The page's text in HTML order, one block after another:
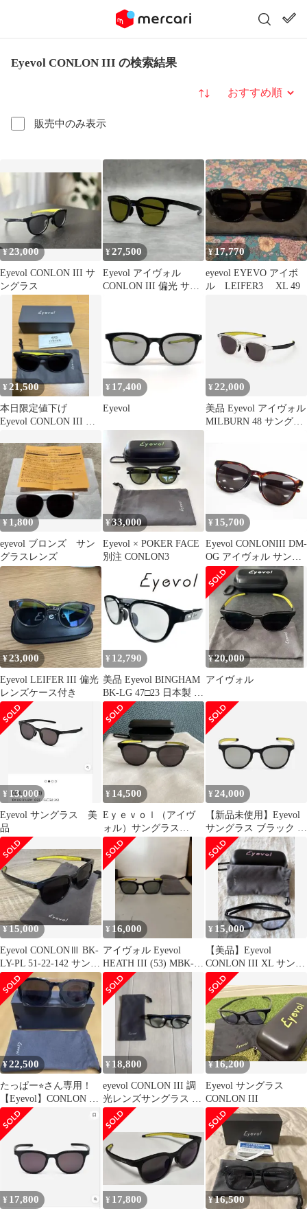
Eyevol CONLON III の検索結果
販売中のみ表示
並び替え
¥23,000
Eyevol CONLON III サ
ングラス
¥27,500
Eyevol アイヴォル
CONLON III 偏光 サン
¥17,770
eyevol EYEVO アイボ
ル LEIFER3 XL 49
¥ 21,500
本日限定値下げ
Eyevol CONLON III XL
¥ 17,400
Eyevol
¥22,000
美品 Eyevol アイヴォル
MILBURN 48 サングラ
¥1,800
eyevol ブロンズ サン
グラスレンズ
¥33,000
Eyevol × POKER FACE
別注 CONLON3
¥ 15,700
Eyevol CONLONIII DM-
OG アイヴォル サング
ラス ▼AC26602
¥23,000
Eyevol LEIFER III 偏光
レンズケース付き
¥ 12,790
美品 Eyevol BINGHAM
BK-LG 47□23 日本製 ア
イヴォル
¥20,000
アイヴォル
¥ 13,000
Eyevol サングラス 美
品
¥ 14,500
Eｙｅｖｏｌ（アイヴ
ォル）サングラス
CONLON Ⅲ (51)
¥24,000
【新品未使用】Eyevol
サングラス ブラック イ
エロー
¥15,000
Eyevol CONLONⅢ BK-
LY-PL 51-22-142 サング
ラス
¥ 16,000
アイヴォル Eyevol
HEATH III (53) MBK-
LY-MGY
¥ 15,000
【美品】Eyevol
CONLON III XL サング
ラス
¥22,500
たっぱー⭐︎さん専用！
【Eyevol】CONLON III
(53)サングラス
¥ 18,800
eyevol CONLON III 調
光レンズサングラス べ
っ甲
¥16,200
Eyevol サングラス
CONLON III
¥ 17,800 ¥ 17,800 ¥16,500